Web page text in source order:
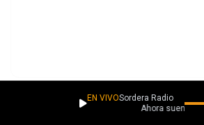
EN VIVOSordera Radio
Ahora suena